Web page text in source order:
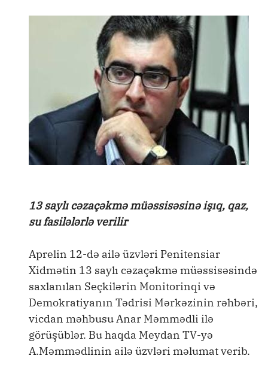
13 saylı cəzaçəkmə müəssisəsinə işıq, qaz,
su fasilələrlə verilir
Aprelin 12-də ailə üzvləri Penitensiar
Xidmətin 13 saylı cəzaçəkmə müəssisəsində
saxlanılan Seçkilərin Monitorinqi və
Demokratiyanın Tədrisi Mərkəzinin rəhbəri,
vicdan məhbusu Anar Məmmədli ilə
görüşüblər. Bu haqda Meydan TV-yə
A.Məmmədlinin ailə üzvləri məlumat verib.